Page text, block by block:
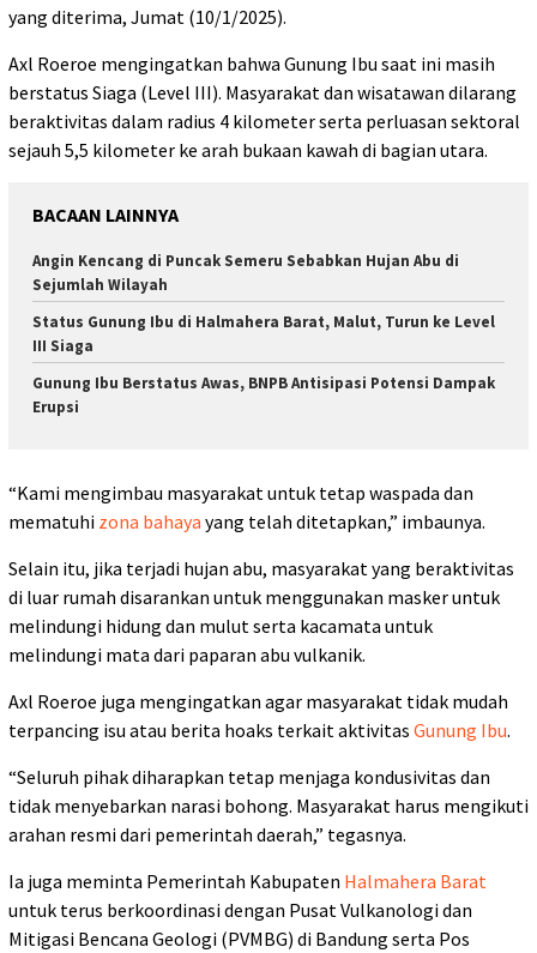
yang diterima, Jumat (10/1/2025).
Axl Roeroe mengingatkan bahwa Gunung Ibu saat ini masih
berstatus Siaga (Level III). Masyarakat dan wisatawan dilarang
beraktivitas dalam radius 4 kilometer serta perluasan sektoral
sejauh 5,5 kilometer ke arah bukaan kawah di bagian utara.
BACAAN LAINNYA
Angin Kencang di Puncak Semeru Sebabkan Hujan Abu di
Sejumlah Wilayah
Status Gunung Ibu di Halmahera Barat, Malut, Turun ke Level
III Siaga
Gunung Ibu Berstatus Awas, BNPB Antisipasi Potensi Dampak
Erupsi
“Kami mengimbau masyarakat untuk tetap waspada dan
mematuhi zona bahaya yang telah ditetapkan,” imbaunya.
Selain itu, jika terjadi hujan abu, masyarakat yang beraktivitas
di luar rumah disarankan untuk menggunakan masker untuk
melindungi hidung dan mulut serta kacamata untuk
melindungi mata dari paparan abu vulkanik.
Axl Roeroe juga mengingatkan agar masyarakat tidak mudah
terpancing isu atau berita hoaks terkait aktivitas Gunung Ibu.
“Seluruh pihak diharapkan tetap menjaga kondusivitas dan
tidak menyebarkan narasi bohong. Masyarakat harus mengikuti
arahan resmi dari pemerintah daerah,” tegasnya.
Ia juga meminta Pemerintah Kabupaten Halmahera Barat
untuk terus berkoordinasi dengan Pusat Vulkanologi dan
Mitigasi Bencana Geologi (PVMBG) di Bandung serta Pos